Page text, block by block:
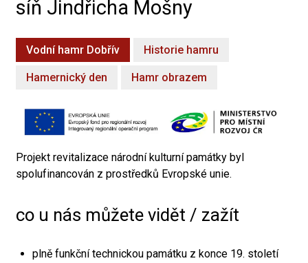
síň Jindřicha Mošny
Vodní hamr Dobřív Historie hamru
Hamernický den Hamr obrazem
Projekt revitalizace národní kulturní památky byl
spolufinancován z prostředků Evropské unie.
co u nás můžete vidět / zažít
plně funkční technickou památku z konce 19. století